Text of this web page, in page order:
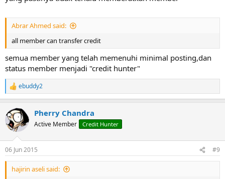
Abrar Ahmed said:
all member can transfer credit
semua member yang telah memenuhi minimal posting,dan
status member menjadi "credit hunter"
R
e
c
t
i
n
s
:
ebuddy2
Pherry Chandra
Active Member Credit Hunter
06 Jun 2015 #9
hajirin aseli said: